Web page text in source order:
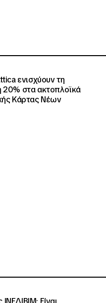
ενισχύουν τη
20% στα ακτοπλοϊκά
Κάρτας Νέων